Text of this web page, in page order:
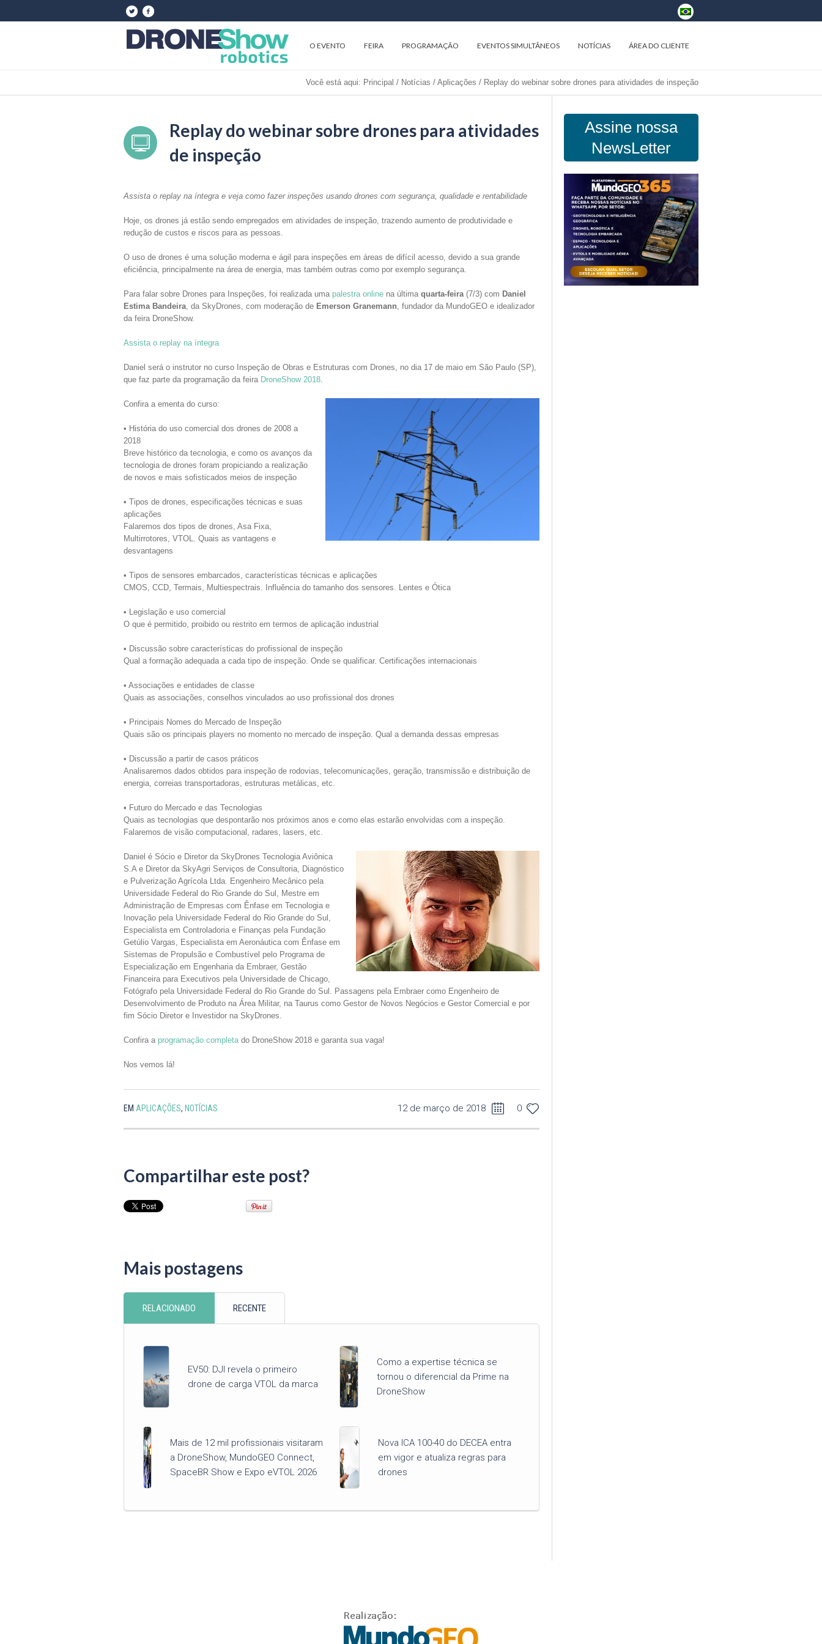
O EVENTO FEIRA PROGRAMAÇÃO EVENTOS SIMULTÂNEOS NOTÍCIAS ÁREA DO CLIENTE
Você está aqui: Principal / Notícias / Aplicações / Replay do webinar sobre drones para atividades de inspeção
Replay do webinar sobre drones para atividades
de inspeção
Assista o replay na íntegra e veja como fazer inspeções usando drones com segurança, qualidade e rentabilidade
Hoje, os drones já estão sendo empregados em atividades de inspeção, trazendo aumento de produtividade e
redução de custos e riscos para as pessoas.
O uso de drones é uma solução moderna e ágil para inspeções em áreas de difícil acesso, devido a sua grande
eficiência, principalmente na área de energia, mas também outras como por exemplo segurança.
Para falar sobre Drones para Inspeções, foi realizada uma palestra online na última quarta-feira(7/3) com Daniel
Estima Bandeira, da SkyDrones, com moderação de Emerson Granemann, fundador da MundoGEO e idealizador
da feira DroneShow.
Assista o replay na íntegra
Daniel será o instrutor no curso Inspeção de Obras e Estruturas com Drones, no dia 17 de maio em São Paulo (SP),
que faz parte da programação da feira DroneShow 2018.
Confira a ementa do curso:
• História do uso comercial dos drones de 2008 a
2018
Breve histórico da tecnologia, e como os avanços da
tecnologia de drones foram propiciando a realização
de novos e mais sofisticados meios de inspeção
• Tipos de drones, especificações técnicas e suas
aplicações
Falaremos dos tipos de drones, Asa Fixa,
Multirrotores, VTOL. Quais as vantagens e
desvantagens
• Tipos de sensores embarcados, características técnicas e aplicações
CMOS, CCD, Termais, Multiespectrais. Influência do tamanho dos sensores. Lentes e Ótica
• Legislação e uso comercial
O que é permitido, proibido ou restrito em termos de aplicação industrial
• Discussão sobre características do profissional de inspeção
Qual a formação adequada a cada tipo de inspeção. Onde se qualificar. Certificações internacionais
• Associações e entidades de classe
Quais as associações, conselhos vinculados ao uso profissional dos drones
• Principais Nomes do Mercado de Inspeção
Quais são os principais players no momento no mercado de inspeção. Qual a demanda dessas empresas
• Discussão a partir de casos práticos
Analisaremos dados obtidos para inspeção de rodovias, telecomunicações, geração, transmissão e distribuição de
energia, correias transportadoras, estruturas metálicas, etc.
• Futuro do Mercado e das Tecnologias
Quais as tecnologias que despontarão nos próximos anos e como elas estarão envolvidas com a inspeção.
Falaremos de visão computacional, radares, lasers, etc.
Daniel é Sócio e Diretor da SkyDrones Tecnologia Aviônica
S.A e Diretor da SkyAgri Serviços de Consultoria, Diagnóstico
e Pulverização Agrícola Ltda. Engenheiro Mecânico pela
Universidade Federal do Rio Grande do Sul, Mestre em
Administração de Empresas com Ênfase em Tecnologia e
Inovação pela Universidade Federal do Rio Grande do Sul,
Especialista em Controladoria e Finanças pela Fundação
Getúlio Vargas, Especialista em Aeronáutica com Ênfase em
Sistemas de Propulsão e Combustível pelo Programa de
Especialização em Engenharia da Embraer, Gestão
Financeira para Executivos pela Universidade de Chicago,
Fotógrafo pela Universidade Federal do Rio Grande do Sul. Passagens pela Embraer como Engenheiro de
Desenvolvimento de Produto na Área Militar, na Taurus como Gestor de Novos Negócios e Gestor Comercial e por
fim Sócio Diretor e Investidor na SkyDrones.
Confira a programação completado DroneShow 2018 e garanta sua vaga!
Nos vemos lá!
12 de março de 2018 0
EM APLICAÇÕES, NOTÍCIAS
Compartilhar este post?
Mais postagens
RELACIONADO RECENTE
EV50: DJI revela o primeiro
drone de carga VTOL da marca
Como a expertise técnica se
tornou o diferencial da Prime na
DroneShow
Mais de 12 mil profissionais visitaram
a DroneShow, MundoGEO Connect,
SpaceBR Show e Expo eVTOL 2026
Nova ICA 100-40 do DECEA entra
em vigor e atualiza regras para
drones
Assine nossa
NewsLetter